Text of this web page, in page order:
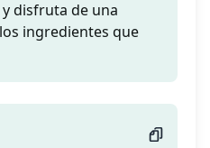
disfruta de una
ingredientes que